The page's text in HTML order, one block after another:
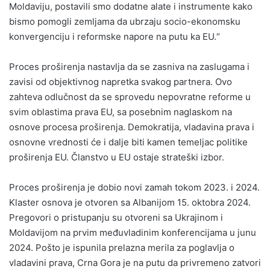
Moldaviju, postavili smo dodatne alate i instrumente kako
bismo pomogli zemljama da ubrzaju socio-ekonomsku
konvergenciju i reformske napore na putu ka EU.“
Proces proširenja nastavlja da se zasniva na zaslugama i
zavisi od objektivnog napretka svakog partnera. Ovo
zahteva odlučnost da se sprovedu nepovratne reforme u
svim oblastima prava EU, sa posebnim naglaskom na
osnove procesa proširenja. Demokratija, vladavina prava i
osnovne vrednosti će i dalje biti kamen temeljac politike
proširenja EU. Članstvo u EU ostaje strateški izbor.
Proces proširenja je dobio novi zamah tokom 2023. i 2024.
Klaster osnova je otvoren sa Albanijom 15. oktobra 2024.
Pregovori o pristupanju su otvoreni sa Ukrajinom i
Moldavijom na prvim međuvladinim konferencijama u junu
2024. Pošto je ispunila prelazna merila za poglavlja o
vladavini prava, Crna Gora je na putu da privremeno zatvori